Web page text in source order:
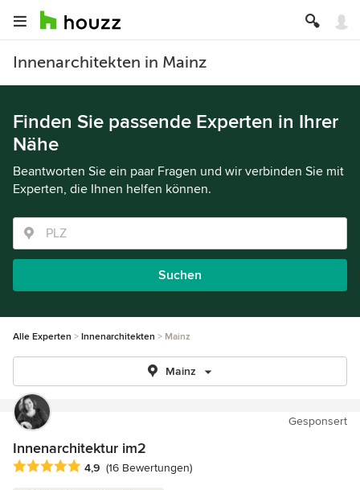
Innenarchitekten in Mainz
Finden Sie passende Experten in Ihrer
Nähe
Beantworten Sie ein paar Fragen und wir verbinden Sie mit
Experten, die Ihnen helfen können.
Suchen
Alle Experten Innenarchitekten Mainz
Mainz
Gesponsert
Innenarchitektur im2
Durchschnittliche Bewertung: 4.9 von 5 Sternen
4,9 (16 Bewertungen)